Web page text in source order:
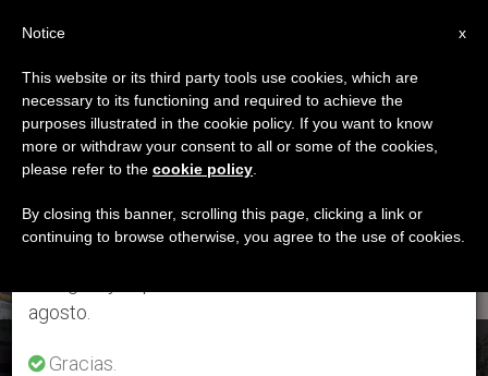
ETIQUETA
Posts Tagged ‘INCAMI’
ÚLTIMAS NOTICIAS
Chile: Conmemoración del Día del Migrante
×
Aviso importante
Del 27 de julio al 7 de agosto haremos la pausa
anual, aprovechando que en el periodo de verano
se generan menos informaciones y también el
agosto.
Gracias.
x
Notice
This website or its third party tools use cookies, which are
necessary to its functioning and required to achieve the
purposes illustrated in the cookie policy. If you want to know
more or withdraw your consent to all or some of the cookies,
please refer to the cookie policy
By closing this banner, scrolling this page, clicking a link or
continuing to browse otherwise, you agree to the use of cookies.